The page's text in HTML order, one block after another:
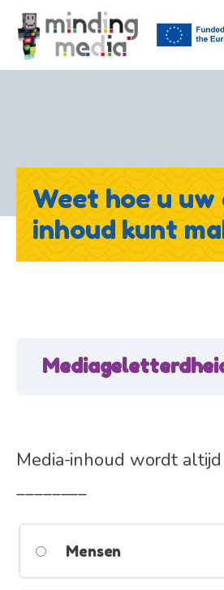
Weet hoe u uw
inhoud kunt
Media-inhoud wordt
________
Mensen